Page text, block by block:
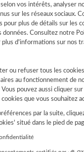
vos intérêts, analyser
sur les réseaux sociaux.
pour plus de détails sur les
données. Consultez notre
plus d'informations sur nos
ou refuser tous les
au fonctionnement de
pouvez aussi cliquer
que vous souhaitez
par la suite,
situé dans le pied de
des tests officiels menés par
vigueur avec une batterie
légers neufs sont
pour les véhicules légers
la consommation de carburant et
et d’autonomie peuvent varier
environnementales, la
l’itinéraire emprunté et l’état
sur l’autonomie des véhicules de
de la carte grise ne sont pas
sont fournies par des